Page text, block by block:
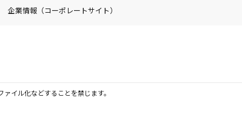
企業情報（コーポレートサイト）
イル化などすることを禁じます。